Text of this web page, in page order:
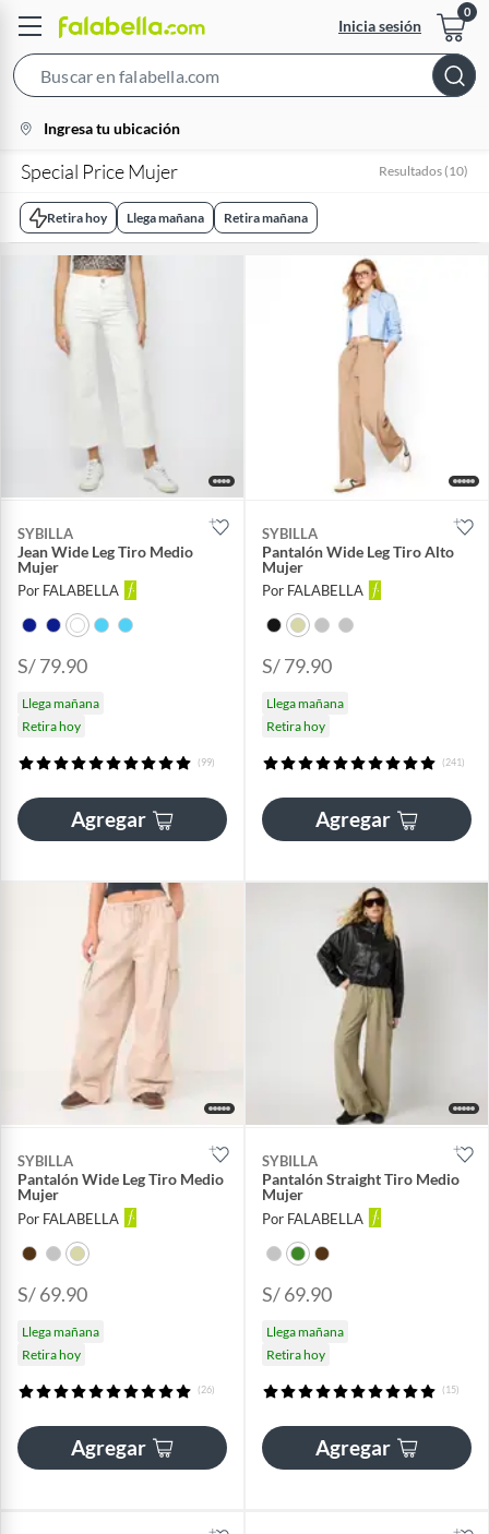
Inicia sesión
Bar
location-
icon
Ingresa tu ubicación
Special Price Mujer Resultados (10)
Retira hoy Llega mañana Retira mañana
SYBILLA
Jean Wide Leg Tiro Medio
Mujer
Por FALABELLA
S/ 79.90
Llega mañana
Retira hoy
(99)
Agregar
SYBILLA
Pantalón Wide Leg Tiro Alto
Mujer
Por FALABELLA
S/ 79.90
Llega mañana
Retira hoy
(241)
Agregar
SYBILLA
Pantalón Wide Leg Tiro Medio
Mujer
Por FALABELLA
S/ 69.90
Llega mañana
Retira hoy
(26)
Agregar
SYBILLA
Pantalón Straight Tiro Medio
Mujer
Por FALABELLA
S/ 69.90
Llega mañana
Retira hoy
(15)
Agregar